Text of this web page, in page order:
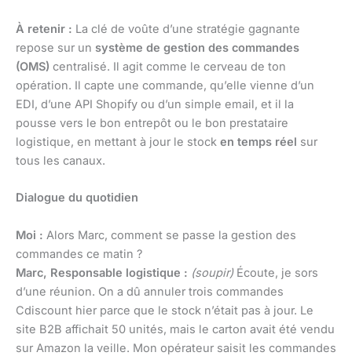
À retenir : La clé de voûte d’une stratégie gagnante
repose sur un système de gestion des commandes
(OMS) centralisé. Il agit comme le cerveau de ton
opération. Il capte une commande, qu’elle vienne d’un
EDI, d’une API Shopify ou d’un simple email, et il la
pousse vers le bon entrepôt ou le bon prestataire
logistique, en mettant à jour le stock en temps réel sur
tous les canaux.
Dialogue du quotidien
Moi : Alors Marc, comment se passe la gestion des
commandes ce matin ?
Marc, Responsable logistique : (soupir)Écoute, je sors
d’une réunion. On a dû annuler trois commandes
Cdiscount hier parce que le stock n’était pas à jour. Le
site B2B affichait 50 unités, mais le carton avait été vendu
sur Amazon la veille. Mon opérateur saisit les commandes